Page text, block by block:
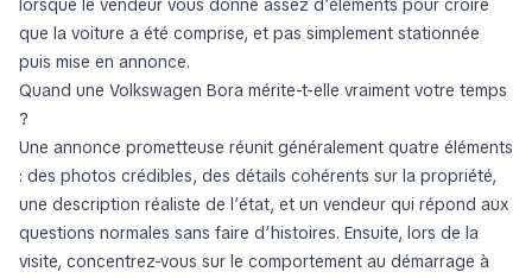
lorsque le vendeur vous donne assez d’éléments pour croire
que la voiture a été comprise, et pas simplement stationnée
puis mise en annonce.
Quand une Volkswagen Bora mérite-t-elle vraiment votre temps
?
Une annonce prometteuse réunit généralement quatre éléments
: des photos crédibles, des détails cohérents sur la propriété,
une description réaliste de l’état, et un vendeur qui répond aux
questions normales sans faire d’histoires. Ensuite, lors de la
visite, concentrez-vous sur le comportement au démarrage à